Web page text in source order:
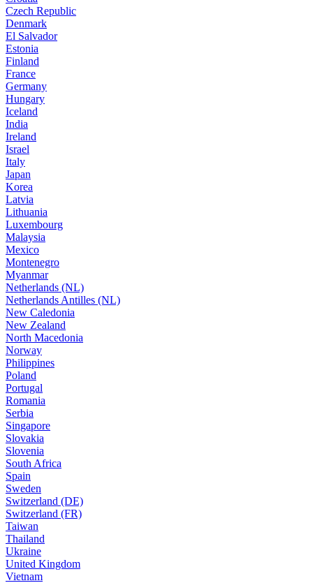
Czech Republic
Denmark
El Salvador
Estonia
Finland
France
Germany
Hungary
Iceland
India
Ireland
Israel
Italy
Japan
Korea
Latvia
Lithuania
Luxembourg
Malaysia
Mexico
Montenegro
Myanmar
Netherlands (NL)
Netherlands Antilles (NL)
New Caledonia
New Zealand
North Macedonia
Norway
Philippines
Poland
Portugal
Romania
Serbia
Singapore
Slovakia
Slovenia
South Africa
Spain
Sweden
Switzerland (DE)
Switzerland (FR)
Taiwan
Thailand
Ukraine
United Kingdom
Vietnam